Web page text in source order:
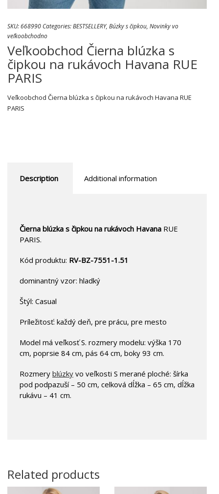
SKU:668990 Categories:BESTSELLERY, Búzky s čipkou, Novinky vo
veľkoobchodno
Veľkoobchod Čierna blúzka s
čipkou na rukávoch Havana RUE
PARIS
Veľkoobchod Čierna blúzka s čipkou na rukávoch Havana RUE
PARIS
Description Additional information
Čierna blúzka s čipkou na rukávoch Havana RUE
PARIS.
Kód produktu: RV-BZ-7551-1.51
dominantný vzor: hladký
Štýl: Casual
Príležitosť: každý deň, pre prácu, pre mesto
Model má veľkosť S. rozmery modelu: výška 170
cm, poprsie 84 cm, pás 64 cm, boky 93 cm.
Rozmery blúzky vo veľkosti S merané ploché: šírka
pod podpazuší – 50 cm, celková dĺžka – 65 cm, dĺžka
rukávu – 41 cm.
Related products